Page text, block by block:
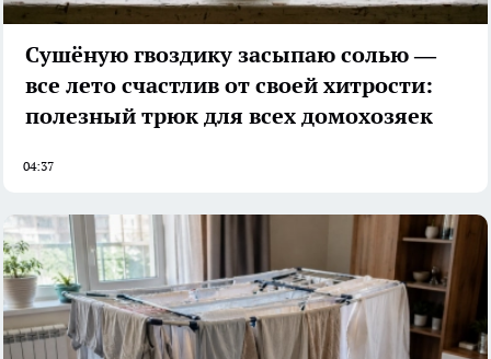
Сушёную гвоздику засыпаю солью —
все лето счастлив от своей хитрости:
полезный трюк для всех домохозяек
04:37